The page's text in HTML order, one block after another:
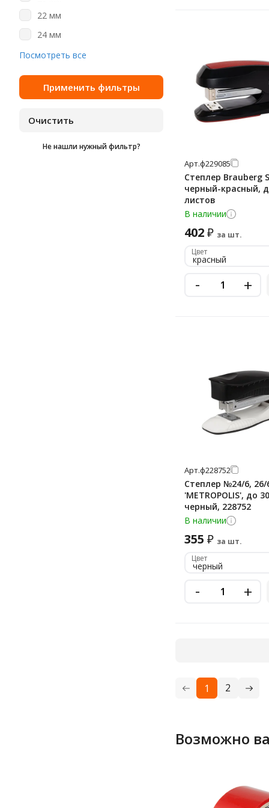
22 лист
25 лист
30 лист
22 мм
24 мм
25 мм
250 мм
27 мм
30 мм
Посмотреть все
Не нашли нужный фильтр?
Арт.ф229085
Степлер Brauberg
черный-красный,
листов
В наличии
402₽ за шт.
Цвет
красный
- +
Арт.ф228752
Степлер №24/6, 26/6
'METROPOLIS', до
черный, 228752
В наличии
355 ₽ за шт.
Цвет
черный
- +
1 2
Возможно